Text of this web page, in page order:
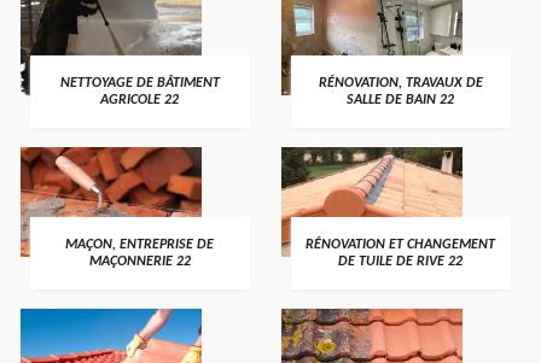
NETTOYAGE DE BÂTIMENT
AGRICOLE 22
RÉNOVATION, TRAVAUX DE
SALLE DE BAIN 22
MAÇON, ENTREPRISE DE
MAÇONNERIE 22
RÉNOVATION ET CHANGEMENT
DE TUILE DE RIVE 22